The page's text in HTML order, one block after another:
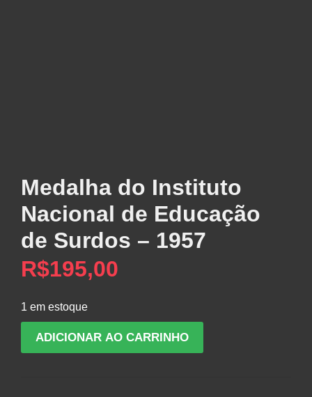
Medalha do Instituto
Nacional de Educação
de Surdos – 1957
R$195,00
1 em estoque
ADICIONAR AO CARRINHO